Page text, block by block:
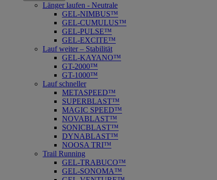
Länger laufen - Neutrale
GEL-NIMBUS™
GEL-CUMULUS™
GEL-PULSE™
GEL-EXCITE™
Lauf weiter – Stabilität
GEL-KAYANO™
GT-2000™
GT-1000™
Lauf schneller
METASPEED™
SUPERBLAST™
MAGIC SPEED™
NOVABLAST™
SONICBLAST™
DYNABLAST™
NOOSA TRI™
Trail Running
GEL-TRABUCO™
GEL-SONOMA™